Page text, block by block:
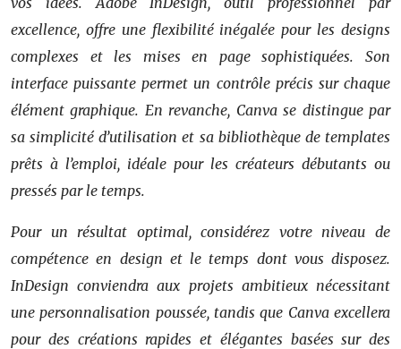
excellence, offre une flexibilité inégalée pour les designs
complexes et les mises en page sophistiquées. Son
interface puissante permet un contrôle précis sur chaque
élément graphique. En revanche, Canva se distingue par
sa simplicité d’utilisation et sa bibliothèque de templates
prêts à l’emploi, idéale pour les créateurs débutants ou
pressés par le temps.
Pour un résultat optimal, considérez votre niveau de
compétence en design et le temps dont vous disposez.
InDesign conviendra aux projets ambitieux nécessitant
une personnalisation poussée, tandis que Canva excellera
pour des créations rapides et élégantes basées sur des